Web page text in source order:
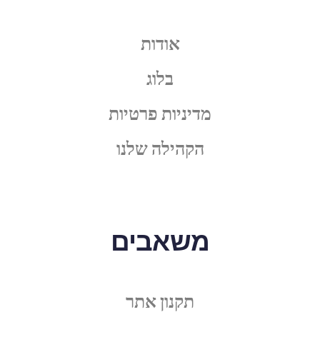
אודות
בלוג
מדיניות פרטיות
הקהילה שלנו
משאבים
תקנון אתר